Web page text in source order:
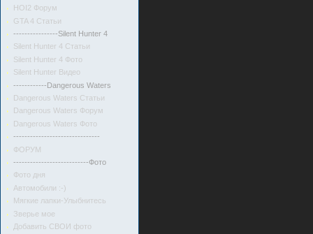
HOI2 Форум
GTA 4 Статьи
----------------Silent Hunter 4
Silent Hunter 4 Статьи
Silent Hunter 4 Фото
Silent Hunter Видео
------------Dangerous Waters
Dangerous Waters Статьи
Dangerous Waters Форум
Dangerous Waters Фото
-------------------------------
ФОРУМ
---------------------------Фото
Фото дня
Автомобили :-)
Мягкие лапки-Улыбнитесь
Зверье мое
Добавить СВОИ фото